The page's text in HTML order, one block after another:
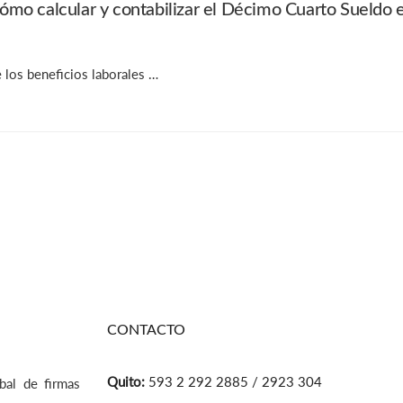
calcular y contabilizar el Décimo Cuarto Sueldo
los beneficios laborales …
de firmas
CONTACTO
Quito: 593 2 292 2885 / 2923 304